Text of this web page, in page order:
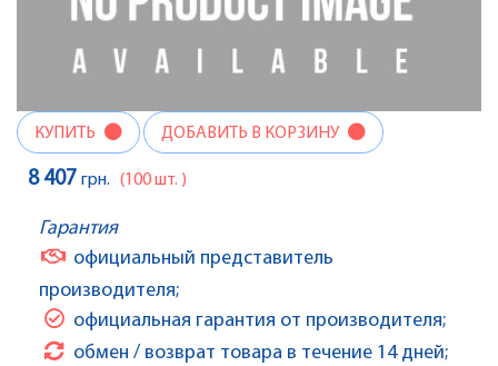
КУПИТЬ ДОБАВИТЬ В КОРЗИНУ
8 407 грн. (100 шт. )
Гарантия
официальный представитель
производителя;
официальная гарантия от производителя;
обмен / возврат товара в течение 14 дней;